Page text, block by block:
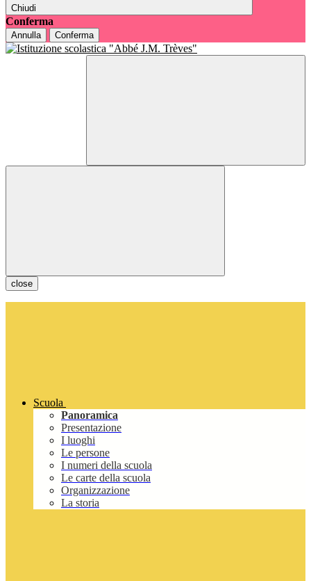
Chiudi
Conferma
Annulla Conferma
close
Scuola
Panoramica
Presentazione
I luoghi
Le persone
I numeri della scuola
Le carte della scuola
Organizzazione
La storia